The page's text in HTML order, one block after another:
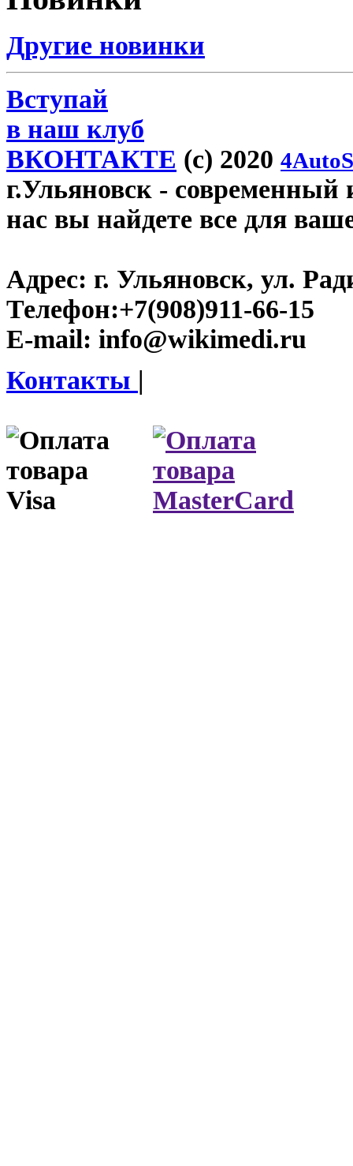
Другие новинки
Вступай
в наш клуб
ВКОНТАКТЕ (c) 2020
г.Ульяновск - современный
нас вы найдете все для
Адрес: г. Ульяновск, ул.
Телефон:+7(908)911-66-15
E-mail: info@wikimedi.ru
Контакты |